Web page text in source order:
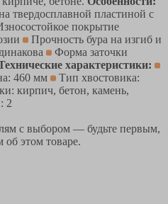
твердосплавной пластиной с
покрытие
Прочность бура на изгиб и
Форма заточки
характеристики:
460 мм
Тип хвостовика:
кирпич, бетон, камень,
2
с выбором — будьте первым,
этом товаре.